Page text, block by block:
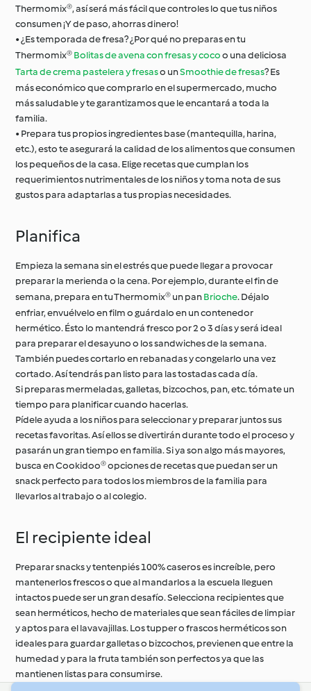
Thermomix®, así será más fácil que controles lo que tus niños
consumen ¡Y de paso, ahorras dinero!
• ¿Es temporada de fresa? ¿Por qué no preparas en tu
Thermomix®Bolitas de avena con fresas y cocoo una deliciosa
Tarta de crema pastelera y fresaso unSmoothie de fresas? Es
más económico que comprarlo en el supermercado, mucho
más saludable y te garantizamos que le encantará a toda la
familia.
• Prepara tus propios ingredientes base (mantequilla, harina,
etc.), esto te asegurará la calidad de los alimentos que consumen
los pequeños de la casa. Elige recetas que cumplan los
requerimientos nutrimentales de los niños y toma nota de sus
gustos para adaptarlas a tus propias necesidades.
Planifica
Empieza la semana sin el estrés que puede llegar a provocar
preparar la merienda o la cena. Por ejemplo, durante el fin de
semana, prepara en tu Thermomix® un panBrioche. Déjalo
enfriar, envuélvelo en film o guárdalo en un contenedor
hermético. Ésto lo mantendrá fresco por 2 o 3 días y será ideal
para preparar el desayuno o los sandwiches de la semana.
También puedes cortarlo en rebanadas y congelarlo una vez
cortado. Así tendrás pan listo para las tostadas cada día.
Si preparas mermeladas, galletas, bizcochos, pan, etc. tómate un
tiempo para planificar cuando hacerlas.
Pídele ayuda a los niños para seleccionar y preparar juntos sus
recetas favoritas. Así ellos se divertirán durante todo el proceso y
pasarán un gran tiempo en familia. Si ya son algo más mayores,
busca en Cookidoo® opciones de recetas que puedan ser un
snack perfecto para todos los miembros de la familia para
llevarlos al trabajo o al colegio.
El recipiente ideal
Preparar snacks y tentenpiés 100% caseros es increíble, pero
mantenerlos frescos o que al mandarlos a la escuela lleguen
intactos puede ser un gran desafío. Selecciona recipientes que
sean herméticos, hecho de materiales que sean fáciles de limpiar
y aptos para el lavavajillas. Los tupper o frascos herméticos son
ideales para guardar galletas o bizcochos, previenen que entre la
humedad y para la fruta también son perfectos ya que las
mantienen listas para consumirse.